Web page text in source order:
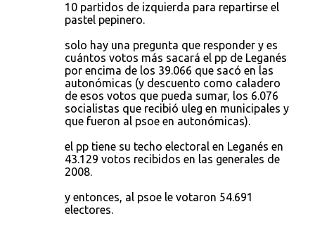
10 partidos de izquierda para repartirse el
pastel pepinero.
solo hay una pregunta que responder y es
cuántos votos más sacará el pp de Leganés
por encima de los 39.066 que sacó en las
autonómicas (y descuento como caladero
de esos votos que pueda sumar, los 6.076
socialistas que recibió uleg en municipales y
que fueron al psoe en autonómicas).
el pp tiene su techo electoral en Leganés en
43.129 votos recibidos en las generales de
2008.
y entonces, al psoe le votaron 54.691
electores.